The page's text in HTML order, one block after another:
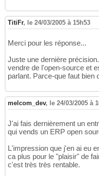
TitiFr, le 24/03/2005 à 15h53
Merci pour les réponse...
Juste une dernière
vendre de l'open-source et
parlant. Parce-que faut bien
melcom_dev, le 24/03/2005 à
J'ai fais dernièrement un
qui vends un ERP open
L'impression que j'en ai eu
ca plus pour le "plaisir" de
c'est très très rentable.